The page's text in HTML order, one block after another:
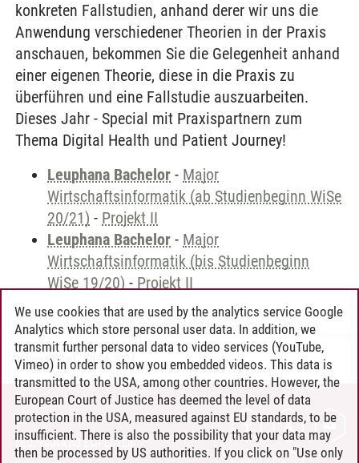
konkreten Fallstudien, anhand derer wir uns die
Anwendung verschiedener Theorien in der Praxis
anschauen, bekommen Sie die Gelegenheit anhand
einer eigenen Theorie, diese in die Praxis zu
überführen und eine Fallstudie auszuarbeiten.
Dieses Jahr - Special mit Praxispartnern zum
Thema Digital Health und Patient Journey!
Leuphana Bachelor - Major
Wirtschaftsinformatik (ab Studienbeginn WiSe
20/21) - Projekt II
Leuphana Bachelor - Major
Wirtschaftsinformatik (bis Studienbeginn
WiSe 19/20) - Projekt II
Andreea Tribel 30.06.2024
CONTACT
LEUPHANA AS EMPLOYER
We use cookies that are used by the analytics service Google
Analytics which store personal user data. In addition, we
transmit further personal data to video services (YouTube,
Vimeo) in order to show you embedded videos. This data is
transmitted to the USA, among other countries. However, the
European Court of Justice has deemed the level of data
protection in the USA, measured against EU standards, to be
insufficient. There is also the possibility that your data may
then be processed by US authorities. If you click on "Use only